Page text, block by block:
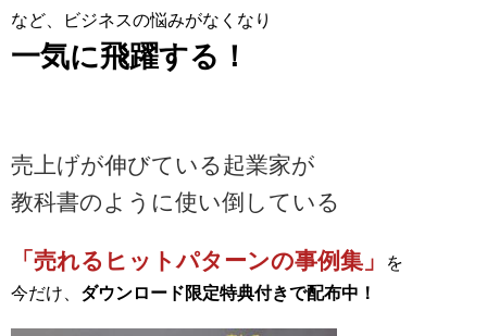
など、ビジネスの悩みがなくなり
一気に飛躍する！
売上げが伸びている起業家が
教科書のように使い倒している
「売れるヒットパターンの事例集 」
を
今だけ、 ダウンロード限定特典付きで配布中！